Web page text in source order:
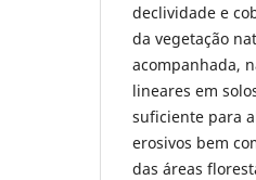
declividade e
da vegetação
acompanhada,
lineares em
suficiente para
erosivos bem
das áreas